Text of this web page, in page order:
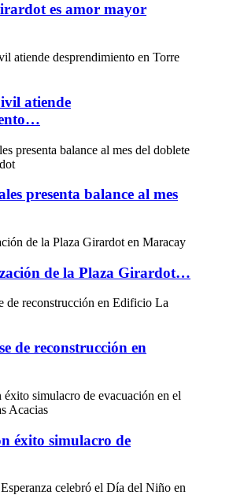
es amor mayor
atiende
presenta balance al mes
de la Plaza Girardot…
de reconstrucción en
éxito simulacro de